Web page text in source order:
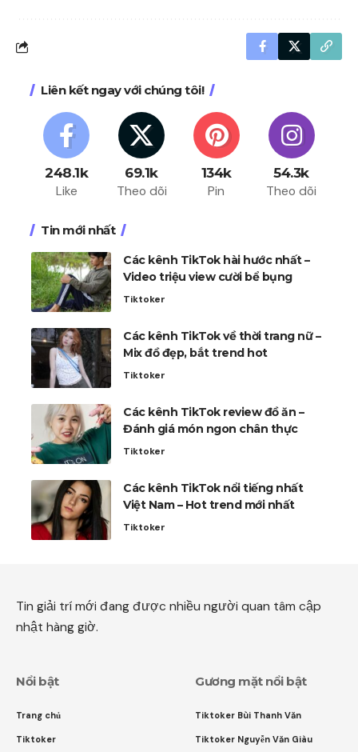
Liên kết ngay với chúng tôi!
248.1k
Like
69.1k
Theo dõi
134k
Pin
54.3k
Theo dõi
Tin mới nhất
Các kênh TikTok hài hước nhất –
Video triệu view cười bể bụng
Tiktoker
Các kênh TikTok về thời trang nữ –
Mix đồ đẹp, bắt trend hot
Tiktoker
Các kênh TikTok review đồ ăn –
Đánh giá món ngon chân thực
Tiktoker
Các kênh TikTok nổi tiếng nhất
Việt Nam – Hot trend mới nhất
Tiktoker
Tin giải trí mới đang được nhiều người quan tâm cập
nhật hàng giờ.
Nổi bật
Trang chủ
Tiktoker
Gương mặt nổi bật
Tiktoker Bùi Thanh Văn
Tiktoker Nguyễn Văn Giàu